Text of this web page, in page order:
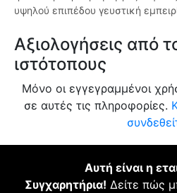
υψηλού επιπέδου γευστική
Αξιολογήσεις από
ιστότοπους
Μόνο οι εγγεγραμμένοι
σε αυτές τις πληροφορίες.
Αυτή είναι η
Συγχαρητήρια! Δείτε πώς